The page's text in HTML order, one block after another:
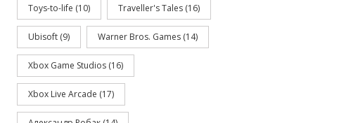
Toys-to-life (10) Traveller's Tales (16)
Ubisoft (9) Warner Bros. Games (14)
Xbox Game Studios (16)
Xbox Live Arcade (17)